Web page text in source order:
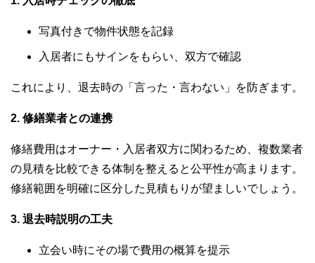
写真付きで物件状態を記録
入居者にもサインをもらい、双方で確認
これにより、退去時の「言った・言わない」を防ぎます。
2. 修繕業者との連携
修繕費用はオーナー・入居者双方に関わるため、複数業者
の見積を比較できる体制を整えると公平性が高まります。
修繕範囲を明確に区分した見積もりが望ましいでしょう。
3. 退去時説明の工夫
立会い時にその場で費用の概算を提示